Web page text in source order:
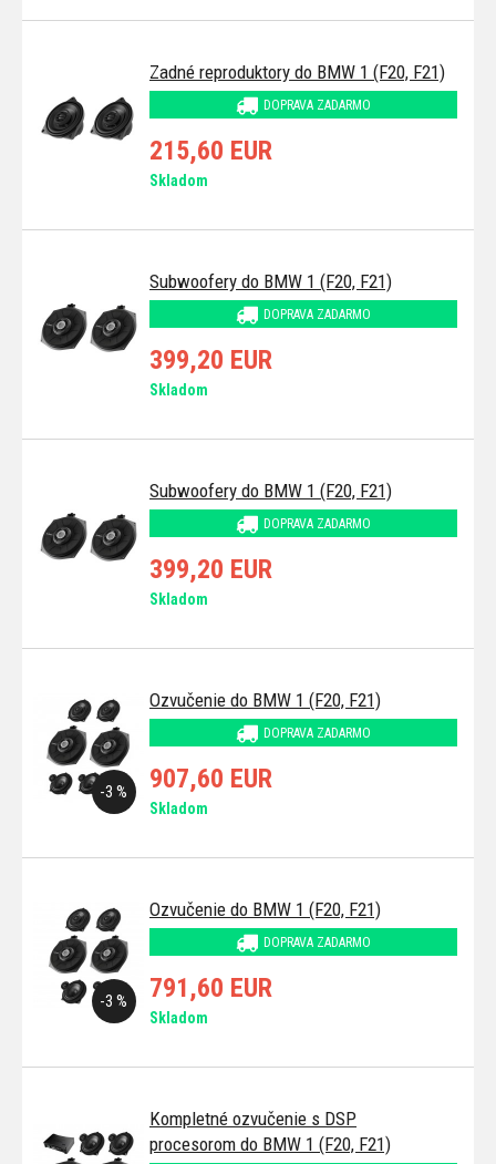
Zadné reproduktory do BMW 1 (F20, F21)
DOPRAVA ZADARMO
215,60 EUR
Skladom
Subwoofery do BMW 1 (F20, F21)
DOPRAVA ZADARMO
399,20 EUR
Skladom
Subwoofery do BMW 1 (F20, F21)
DOPRAVA ZADARMO
399,20 EUR
Skladom
Ozvučenie do BMW 1 (F20, F21)
DOPRAVA ZADARMO
-3 % 907,60 EUR
Skladom
Ozvučenie do BMW 1 (F20, F21)
DOPRAVA ZADARMO
-3 % 791,60 EUR
Skladom
Kompletné ozvučenie s DSP
procesorom do BMW 1 (F20, F21)